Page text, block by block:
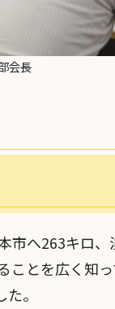
会長
市へ263キロ
ことを広く知
。